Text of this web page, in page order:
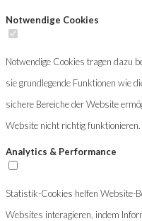
Notwendige Cookies
Notwendige Cookies tragen dazu
sie grundlegende Funktionen wie
sichere Bereiche der Website
Website nicht richtig funktionieren.
Analytics & Performance
Statistik-Cookies helfen Website-
Websites interagieren, indem